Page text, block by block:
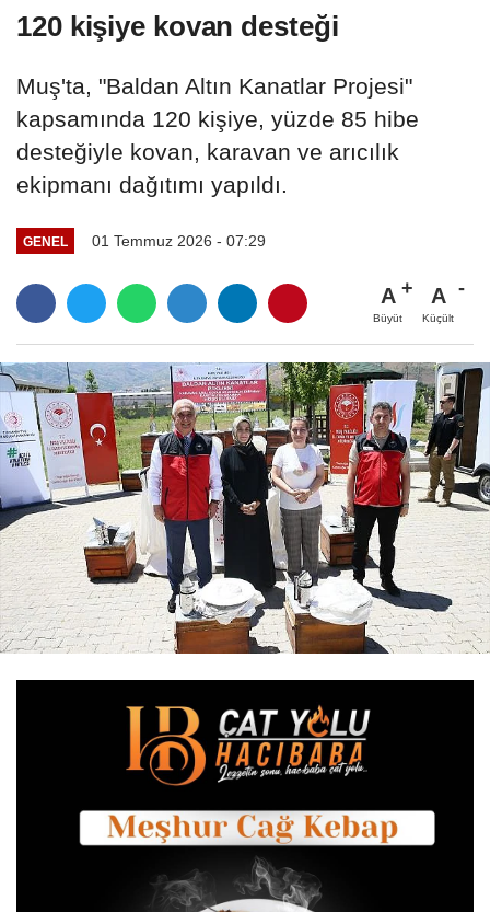
120 kişiye kovan desteği
Muş'ta, "Baldan Altın Kanatlar Projesi"
kapsamında 120 kişiye, yüzde 85 hibe
desteğiyle kovan, karavan ve arıcılık
ekipmanı dağıtımı yapıldı.
GENEL 01 Temmuz 2026 - 07:29
A
Büyüt
A
Küçült